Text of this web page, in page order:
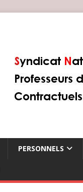
PERSONNELS